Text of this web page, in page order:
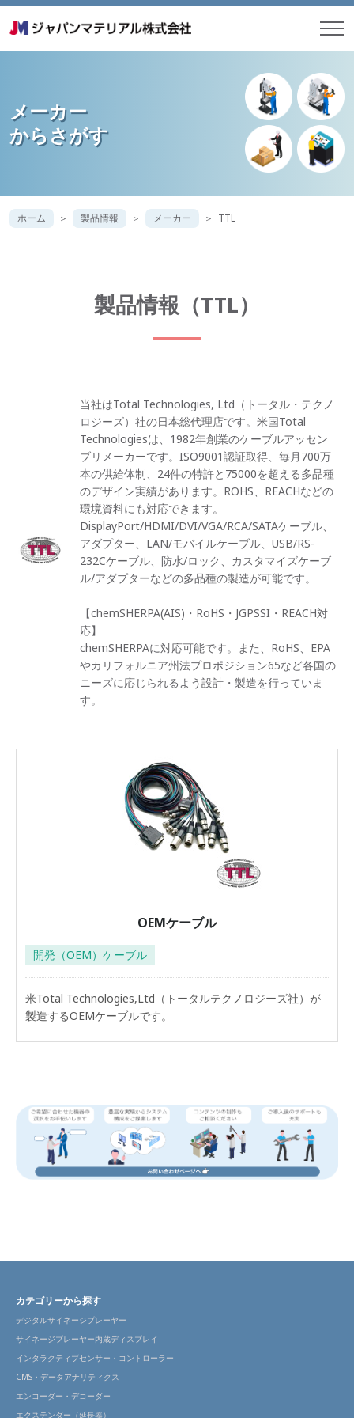
メーカー
からさがす
ホーム 製品情報 メーカー TTL
製品情報（TTL）
当社はTotal Technologies, Ltd（トータル・テクノ
ロジーズ）社の日本総代理店です。米国Total
Technologiesは、1982年創業のケーブルアッセン
ブリメーカーです。ISO9001認証取得、毎月700万
本の供給体制、24件の特許と75000を超える多品種
のデザイン実績があります。ROHS、REACHなどの
環境資料にも対応できます。
DisplayPort/HDMI/DVI/VGA/RCA/SATAケーブル、
アダプター、LAN/モバイルケーブル、USB/RS-
232Cケーブル、防水/ロック、カスタマイズケーブ
ル/アダプターなどの多品種の製造が可能です。
【chemSHERPA(AIS)・RoHS・JGPSSI・REACH対
応】
chemSHERPAに対応可能です。また、RoHS、EPA
やカリフォルニア州法プロポジション65など各国の
ニーズに応じられるよう設計・製造を行っていま
す。
OEMケーブル
開発（OEM）ケーブル
米Total Technologies,Ltd（トータルテクノロジーズ社）が
製造するOEMケーブルです。
カテゴリーから探す
デジタルサイネージプレーヤー
サイネージプレーヤー内蔵ディスプレイ
インタラクティブセンサー・コントローラー
CMS・データアナリティクス
エンコーダー・デコーダー
エクステンダー（延長器）